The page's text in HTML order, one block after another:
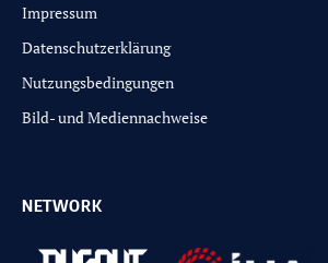
Impressum
Datenschutzerklärung
Nutzungsbedingungen
Bild- und Mediennachweise
NETWORK